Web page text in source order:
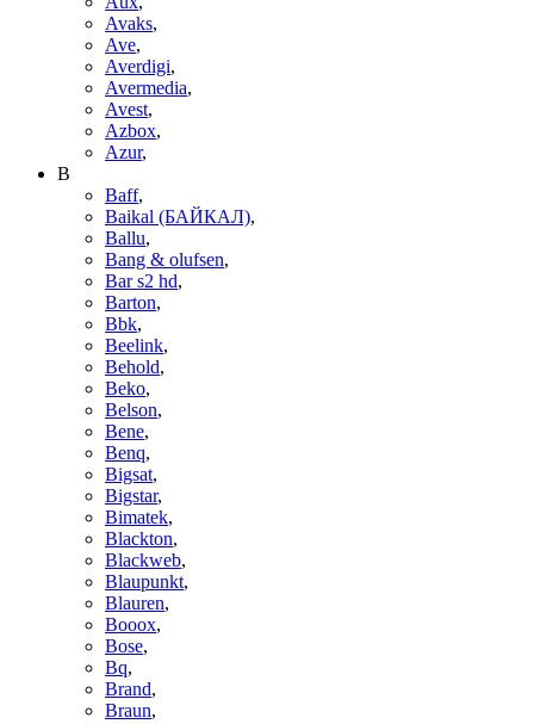
Avaks,
Ave,
Averdigi,
Avermedia,
Avest,
Azbox,
Azur,
B
Baff,
Baikal (БАЙКАЛ),
Ballu,
Bang & olufsen,
Bar s2 hd,
Barton,
Bbk,
Beelink,
Behold,
Beko,
Belson,
Bene,
Benq,
Bigsat,
Bigstar,
Bimatek,
Blackton,
Blackweb,
Blaupunkt,
Blauren,
Booox,
Bose,
Bq,
Brand,
Braun,